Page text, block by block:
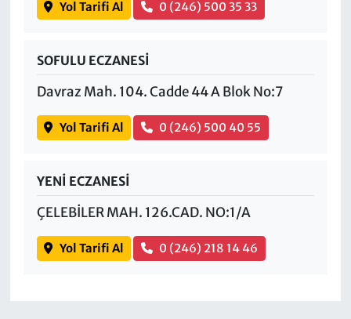
Yol Tarifi Al 0 (246) 500 35 33
SOFULU ECZANESİ
Davraz Mah. 104. Cadde 44 A Blok No:7
Yol Tarifi Al 0 (246) 500 40 55
YENİ ECZANESİ
ÇELEBİLER MAH. 126.CAD. NO:1/A
Yol Tarifi Al 0 (246) 218 14 46